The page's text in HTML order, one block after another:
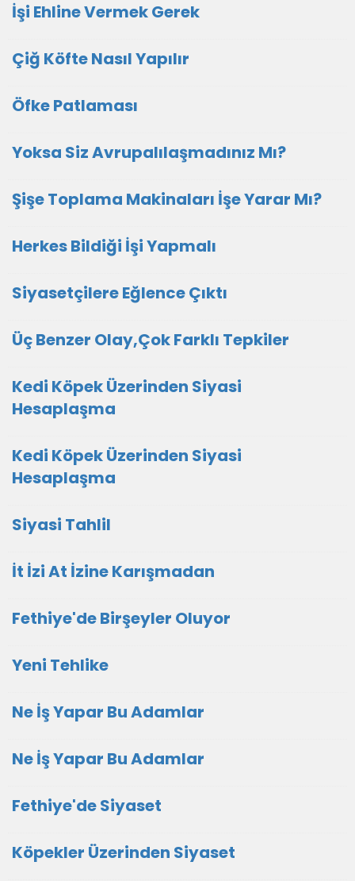
İşi Ehline Vermek Gerek
Çiğ Köfte Nasıl Yapılır
Öfke Patlaması
Yoksa Siz Avrupalılaşmadınız Mı?
Şişe Toplama Makinaları İşe Yarar Mı?
Herkes Bildiği İşi Yapmalı
Siyasetçilere Eğlence Çıktı
Üç Benzer Olay,Çok Farklı Tepkiler
Kedi Köpek Üzerinden Siyasi
Hesaplaşma
Kedi Köpek Üzerinden Siyasi
Hesaplaşma
Siyasi Tahlil
İt İzi At İzine Karışmadan
Fethiye'de Birşeyler Oluyor
Yeni Tehlike
Ne İş Yapar Bu Adamlar
Ne İş Yapar Bu Adamlar
Fethiye'de Siyaset
Köpekler Üzerinden Siyaset